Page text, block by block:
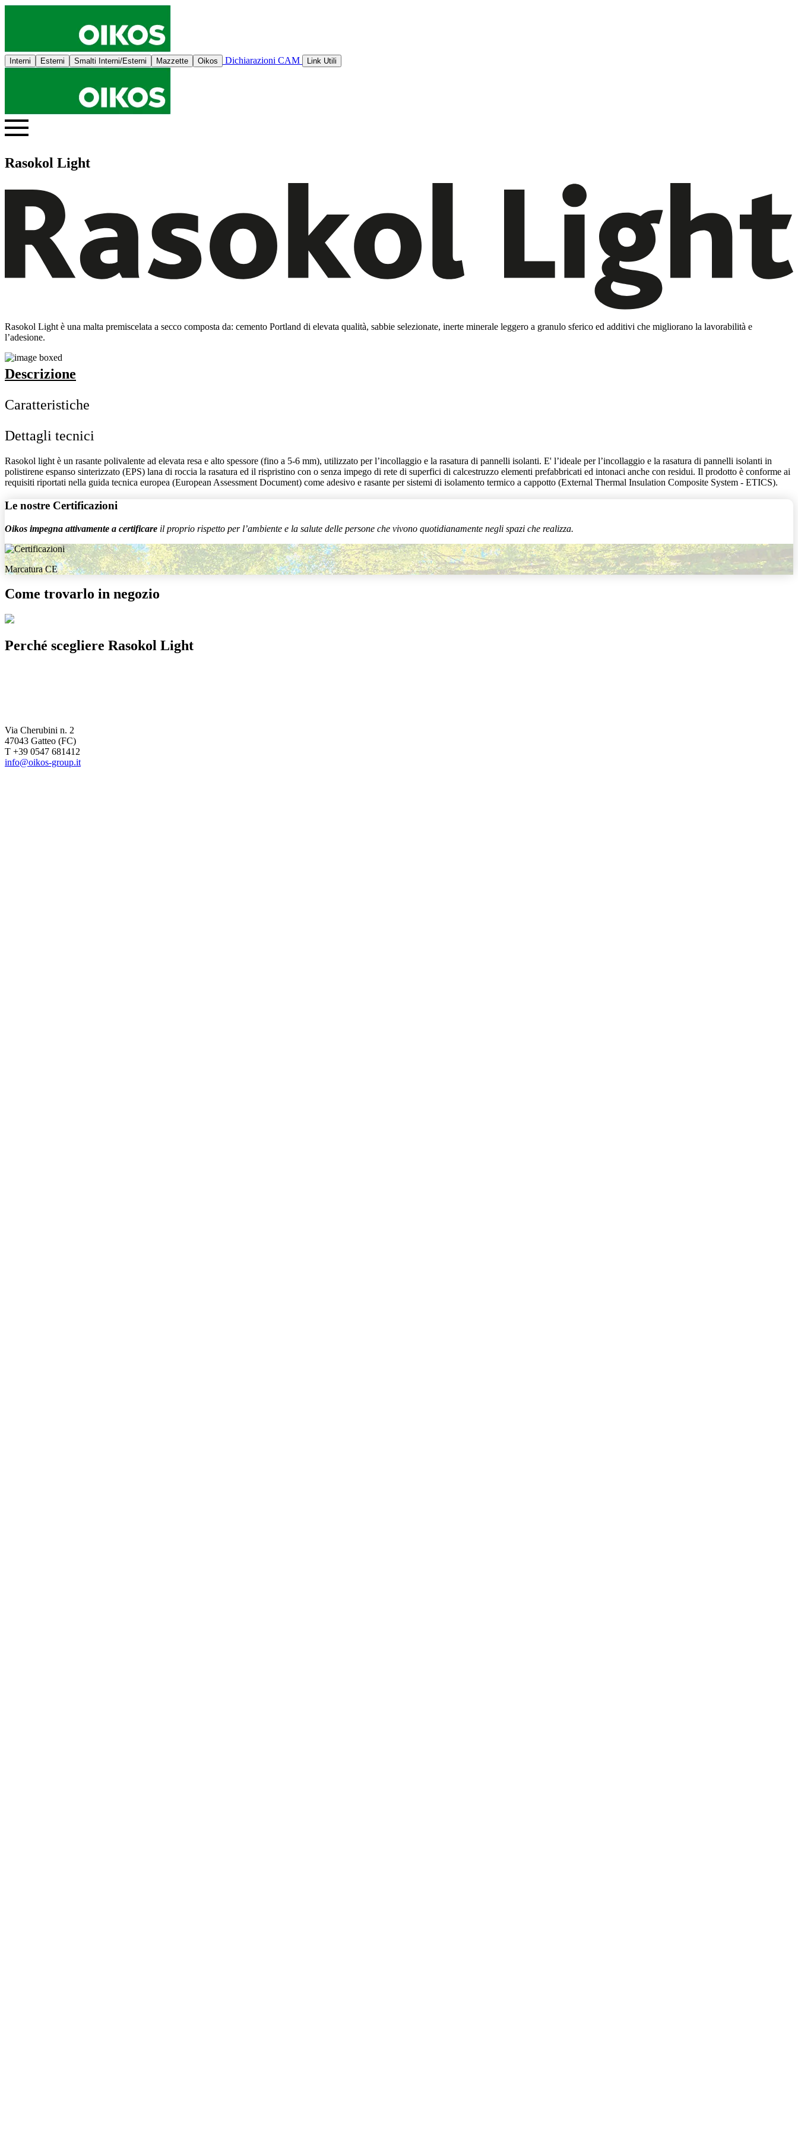
Interni Esterni Smalti Interni/Esterni Mazzette Oikos Dichiarazioni CAM Link Utili
Rasokol Light
Rasokol Light è una malta premiscelata a secco composta da: cemento Portland di elevata qualità, sabbie selezionate, inerte minerale leggero a granulo sferico ed additivi che migliorano la lavorabilità e
l’adesione.
Descrizione
Caratteristiche
Dettagli tecnici
Rasokol light è un rasante polivalente ad elevata resa e alto spessore (fino a 5-6 mm), utilizzato per l’incollaggio e la rasatura di pannelli isolanti. E' l’ideale per l’incollaggio e la rasatura di pannelli isolanti in
polistirene espanso sinterizzato (EPS) lana di roccia la rasatura ed il rispristino con o senza impego di rete di superfici di calcestruzzo elementi prefabbricati ed intonaci anche con residui. Il prodotto è conforme ai
requisiti riportati nella guida tecnica europea (European Assessment Document) come adesivo e rasante per sistemi di isolamento termico a cappotto (External Thermal Insulation Composite System - ETICS).
Le nostre Certificazioni
Oikos impegna attivamente a certificare il proprio rispetto per l’ambiente e la salute delle persone che vivono quotidianamente negli spazi che realizza.
Marcatura CE
Come trovarlo in negozio
Perché scegliere Rasokol Light
Via Cherubini n. 2
47043 Gatteo (FC)
T +39 0547 681412
info@oikos-group.it